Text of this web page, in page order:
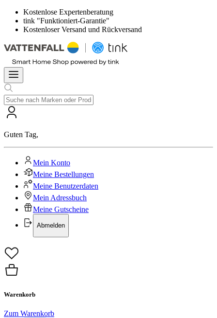
Kostenlose Expertenberatung
tink "Funktioniert-Garantie"
Kostenloser Versand und Rückversand
Guten Tag,
Mein Konto
Meine Bestellungen
Meine Benutzerdaten
Mein Adressbuch
Meine Gutscheine
Abmelden
Warenkorb
Zum Warenkorb